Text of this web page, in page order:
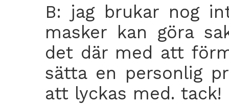
B: jag brukar nog
masker kan göra
det där med att
sätta en personlig
att lyckas med. tack!